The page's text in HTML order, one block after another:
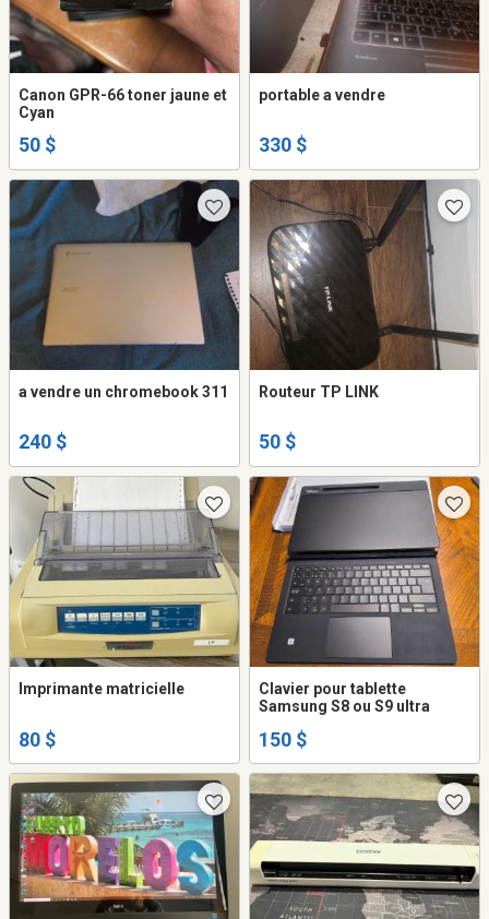
Canon GPR-66 toner jaune et
Cyan
50 $
portable a vendre
330 $
a vendre un chromebook 311
240 $
Routeur TP LINK
50 $
Imprimante matricielle
80 $
Clavier pour tablette
Samsung S8 ou S9 ultra
150 $